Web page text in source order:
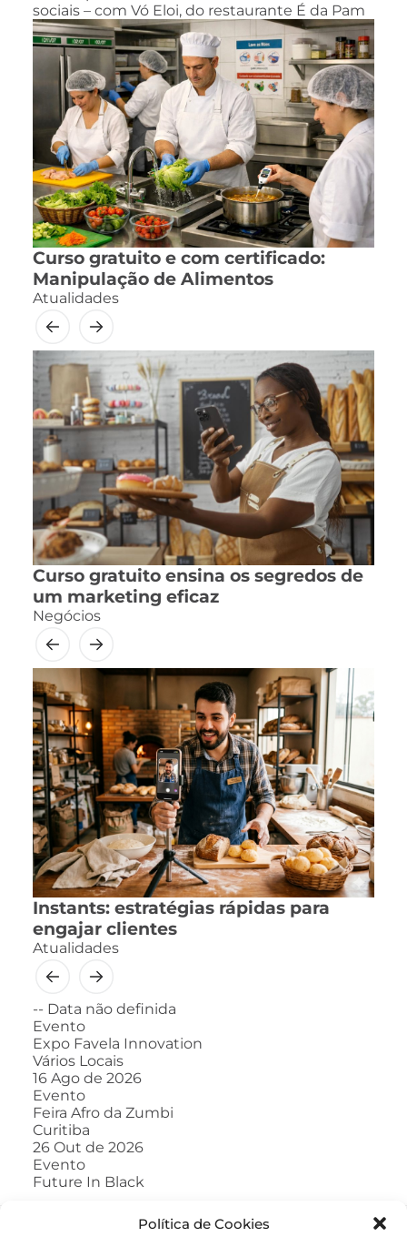
Política de Cookies
sociais – com Vó Eloi, do restaurante É da Pam
Curso gratuito e com certificado:
Manipulação de Alimentos
Atualidades
Curso gratuito ensina os segredos de
um marketing eficaz
Negócios
Instants: estratégias rápidas para
engajar clientes
Atualidades
-- Data não definida
Evento
Expo Favela Innovation
Vários Locais
16 Ago de 2026
Evento
Feira Afro da Zumbi
Curitiba
26 Out de 2026
Evento
Future In Black